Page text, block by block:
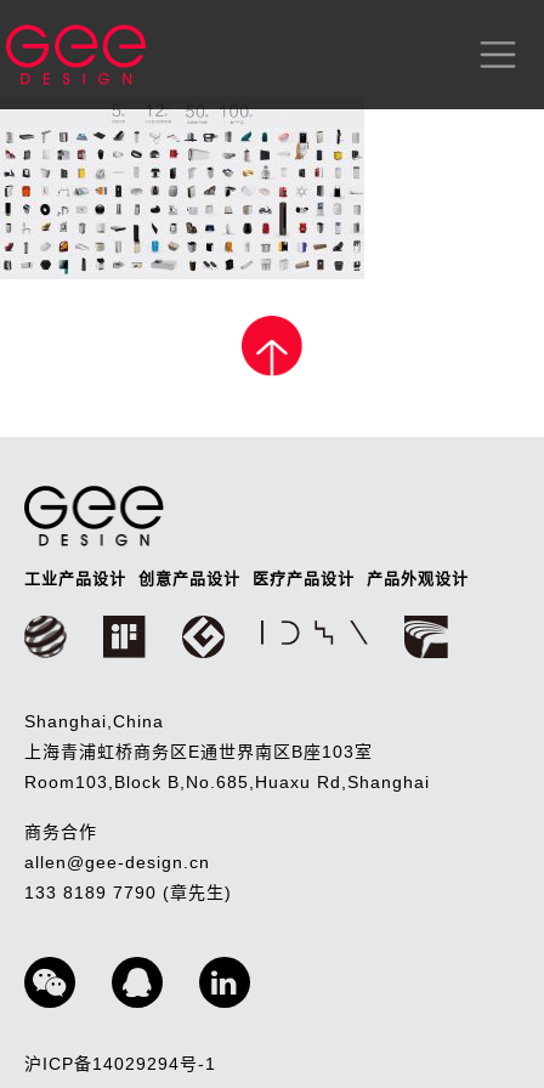
工业产品设计 创意产品设计 医疗产品设计 产品外观设计
Shanghai,China
上海青浦虹桥商务区E通世界南区B座103室
Room103,Block B,No.685,Huaxu Rd,Shanghai
商务合作
allen@gee-design.cn
133 8189 7790 (章先生)
沪ICP备14029294号-1